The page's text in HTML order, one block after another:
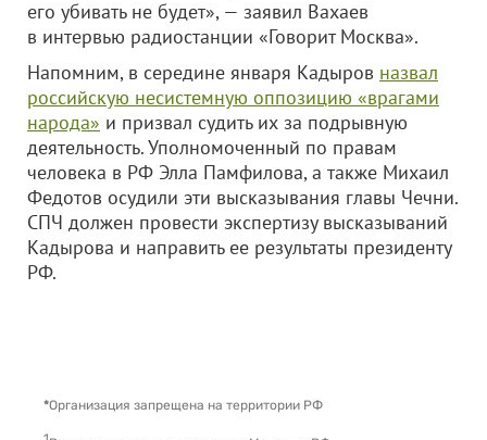
его убивать не будет», — заявил Вахаев
в интервью радиостанции «Говорит Москва».
Напомним, в середине января Кадыров назвал
российскую несистемную оппозицию «врагами
народа» и призвал судить их за подрывную
деятельность. Уполномоченный по правам
человека в РФ Элла Памфилова, а также Михаил
Федотов осудили эти высказывания главы Чечни.
СПЧ должен провести экспертизу высказываний
Кадырова и направить ее результаты президенту
РФ.
*Организация запрещена на территории РФ